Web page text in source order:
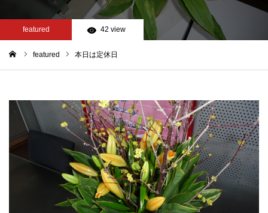
featured 42 view
featured 本日は定休日
お問い合わせ